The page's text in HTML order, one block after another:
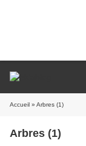
Accueil » Arbres (1)
Arbres (1)